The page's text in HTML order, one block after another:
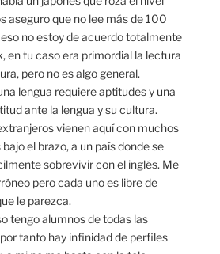
aseguro que no lee más de 100
eso no estoy de acuerdo totalmente
en tu caso era primordial la lectura
pero no es algo general.
lengua requiere aptitudes y una
ante la lengua y su cultura.
vienen aquí con muchos
el brazo, a un país donde se
sobrevivir con el inglés. Me
pero cada uno es libre de
le parezca.
tengo alumnos de todas las
tanto hay infinidad de perfiles